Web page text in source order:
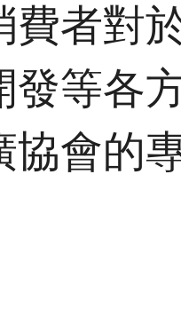
費者對
發等各
協會的